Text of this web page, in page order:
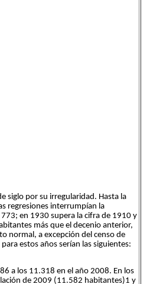
siglo por su irregularidad. Hasta la
regresiones interrumpían la
en 1930 supera la cifra de 1910 y
más que el decenio anterior,
normal, a excepción del censo de
estos años serían las siguientes:
a los 11.318 en el año 2008. En los
de 2009 (11.582 habitantes)1 y